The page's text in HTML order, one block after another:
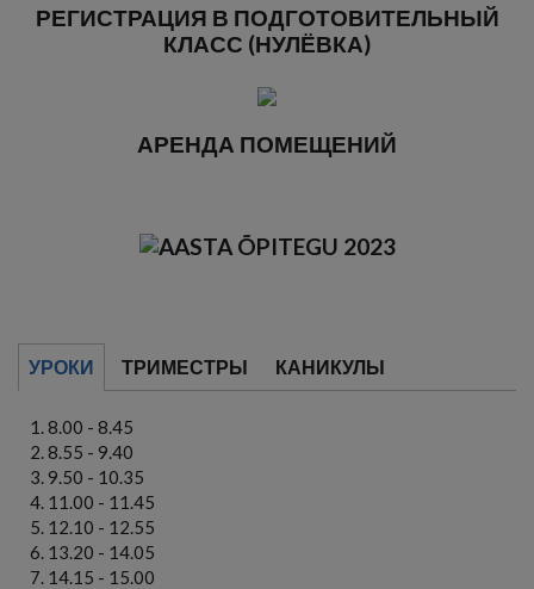
РЕГИСТРАЦИЯ В ПОДГОТОВИТЕЛЬНЫЙ
КЛАСС (НУЛЁВКА)
АРЕНДА ПОМЕЩЕНИЙ
УРОКИ ТРИМЕСТРЫ КАНИКУЛЫ
8.00 - 8.45
8.55 - 9.40
9.50 - 10.35
11.00 - 11.45
12.10 - 12.55
13.20 - 14.05
14.15 - 15.00